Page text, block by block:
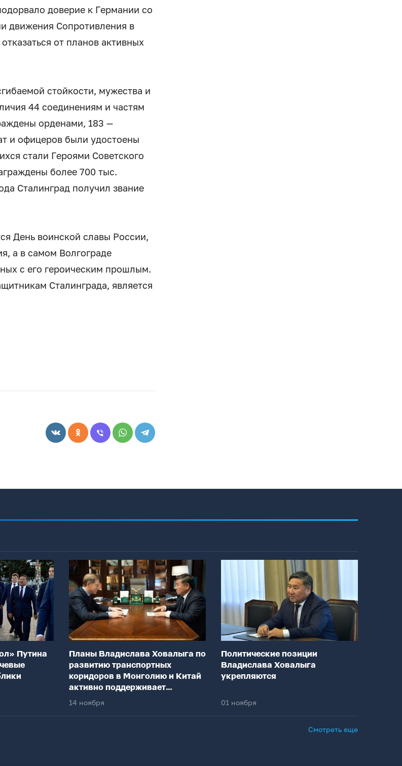
доверие к Германии со
движения Сопротивления в
от планов активных
стойкости, мужества и
44 соединениям и частям
орденами, 183 —
и офицеров были удостоены
стали Героями Советского
более 700 тыс.
Сталинград получил звание
День воинской славы России,
а в самом Волгограде
с его героическим прошлым.
Сталинграда, является
Путина
Планы Владислава Ховалыга по
развитию транспортных
коридоров в Монголию и Китай
активно поддерживает
федеральный центр
14 ноября
Политические позиции
Владислава Ховалыга
укрепляются
01 ноября
Смотреть еще